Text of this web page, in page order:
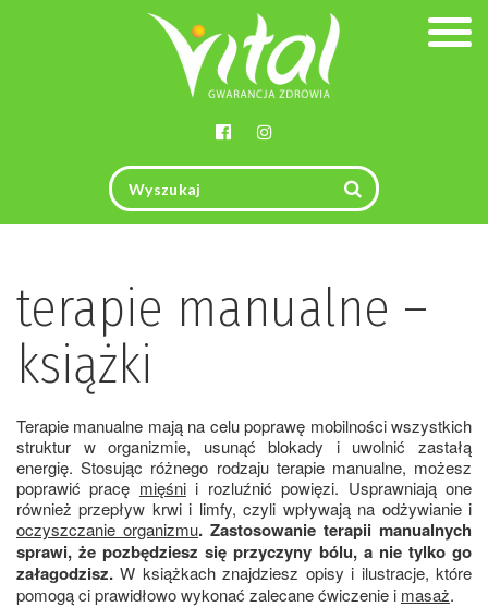
terapie manualne –
książki
Terapie manualne mają na celu poprawę mobilności wszystkich
struktur w organizmie, usunąć blokady i uwolnić zastałą
energię. Stosując różnego rodzaju terapie manualne, możesz
poprawić pracę mięśnii rozluźnić powięzi. Usprawniają one
również przepływ krwi i limfy, czyli wpływają na odżywianie i
oczyszczanie organizmu. Zastosowanie terapii manualnych
sprawi, że pozbędziesz się przyczyny bólu, a nie tylko go
załagodzisz. W książkach znajdziesz opisy i ilustracje, które
pomogą ci prawidłowo wykonać zalecane ćwiczenie i masaż.